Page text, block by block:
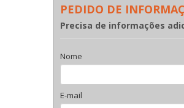
PEDIDO DE
Precisa de informações
Nome
E-mail